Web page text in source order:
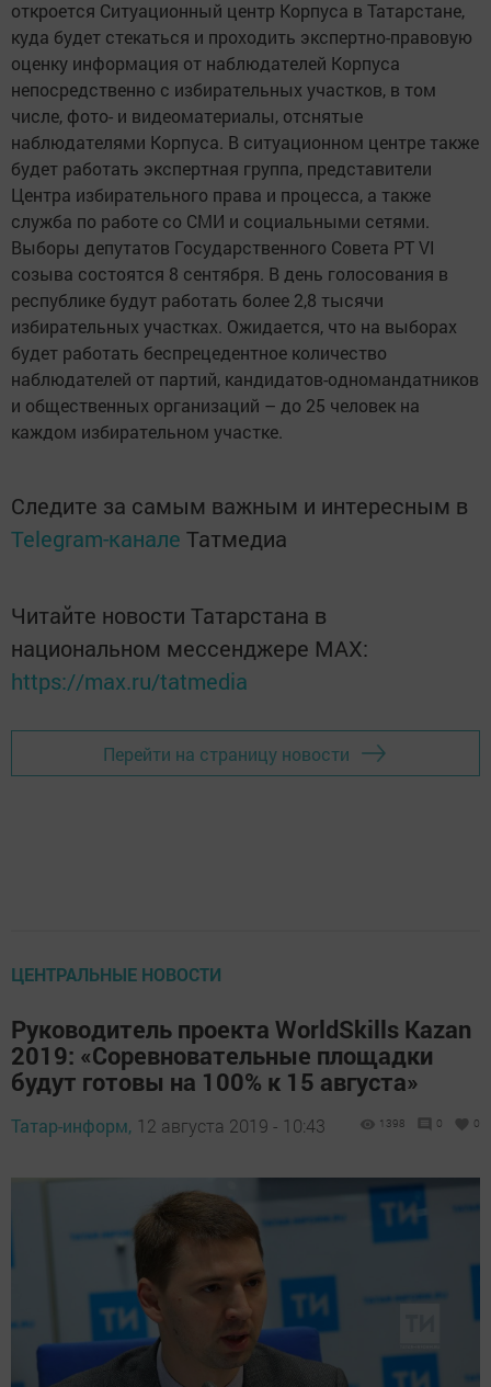
откроется Ситуационный центр Корпуса в Татарстане,
куда будет стекаться и проходить экспертно-правовую
оценку информация от наблюдателей Корпуса
непосредственно с избирательных участков, в том
числе, фото- и видеоматериалы, отснятые
наблюдателями Корпуса. В ситуационном центре также
будет работать экспертная группа, представители
Центра избирательного права и процесса, а также
служба по работе со СМИ и социальными сетями.
Выборы депутатов Государственного Совета РТ VI
созыва состоятся 8 сентября. В день голосования в
республике будут работать более 2,8 тысячи
избирательных участках. Ожидается, что на выборах
будет работать беспрецедентное количество
наблюдателей от партий, кандидатов-одномандатников
и общественных организаций – до 25 человек на
каждом избирательном участке.
Следите за самым важным и интересным в
Telegram-канале Татмедиа
Читайте новости Татарстана в
национальном мессенджере MАХ:
https://max.ru/tatmedia
Перейти на страницу новости
ЦЕНТРАЛЬНЫЕ НОВОСТИ
Руководитель проекта WorldSkills Kazan
2019: «Соревновательные площадки
будут готовы на 100% к 15 августа»
Татар-информ, 12 августа 2019 - 10:43 1398 0 0